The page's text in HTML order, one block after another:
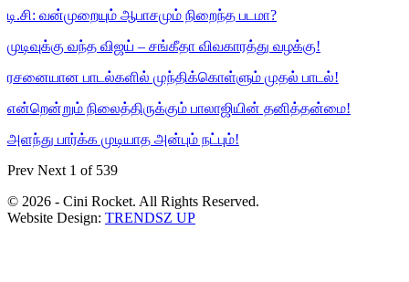
டி.சி: வன்முறையும் ஆபாசமும் நிறைந்த படமா?
முடிவுக்கு வந்த விஜய் – சங்கீதா விவகாரத்து வழக்கு!
ரசனையான பாடல்களில் முந்திக்கொள்ளும் முதல் பாடல்!
என்றென்றும் நிலைத்திருக்கும் பாலாஜியின் தனித்தன்மை!
அளந்து பார்க்க முடியாத அன்பும் நட்பும்!
Prev Next 1 of 539
© 2026 - Cini Rocket. All Rights Reserved.
Website Design: TRENDSZ UP